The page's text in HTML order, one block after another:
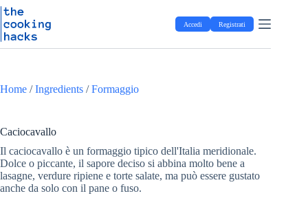
S
t
c
t
n
u
t
o
Salta
al
contenuto
Accedi Registrati
Home /Ingredients /Formaggio
Caciocavallo
Il caciocavallo è un formaggio tipico dell'Italia meridionale.
Dolce o piccante, il sapore deciso si abbina molto bene a
lasagne, verdure ripiene e torte salate, ma può essere gustato
anche da solo con il pane o fuso.